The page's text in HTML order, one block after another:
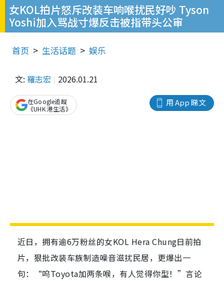
女KOL拍片怒斥改装车响喉扰民好吵 Tyson
Yoshi加入骂战寸爆反击被指带头公审
首页 生活话题 娱乐
文: 羅志宏 2026.01.21
用 App 睇文
在Google追蹤
《UHK 港生活》
近日，拥有逾6万粉丝的女KOL Hera Chung日前拍
片，狠批改装车族制造噪音滋扰民居，更爆出一
句：“呜Toyota加两条喉，有人觉得你型！”言论